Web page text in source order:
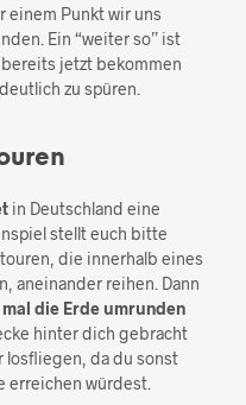
einem Punkt wir uns
Ein “weiter so” ist
jetzt bekommen
zu spüren.
in Deutschland eine
stellt euch bitte
die innerhalb eines
aneinander reihen. Dann
mal die Erde umrunden
hinter dich gebracht
losfliegen, da du sonst
erreichen würdest.